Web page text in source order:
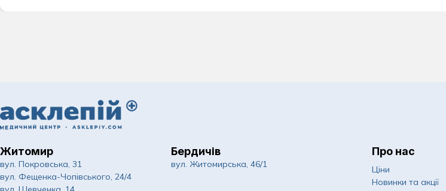
Житомир
вул. Покровська, 31
вул. Фещенка-Чопівського, 24/4
Бердичів
вул. Житомирська, 46/1
Про нас
Ціни
Новинки та акції